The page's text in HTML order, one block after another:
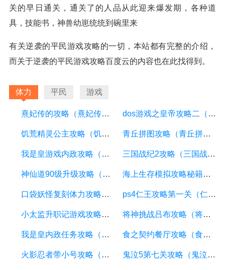
关的早日通关，通关了的人品从此迎来爆发期，各种道
具，技能书，神兽幼崽统统到碗里来
有关逆袭的平民游戏攻略的一切，本站都有完整的介绍，
而关于逆袭的平民游戏攻略百度云的内容也在此找得到。
体力 平民 游戏
熹妃传的攻略（熹妃传攻略华服大赛） dos游戏之皇帝攻略二（dos游戏转校生攻略）
饥荒精灵公主攻略（饥荒精灵公主合成表） 青丘拼图攻略（青丘拼图攻略图）
我是皇游戏内政攻略（我是皇游戏一亿战力怎么升） 三国战纪2攻略（三国战争攻略）
神仙道90级升级攻略（神仙道90级升级攻略大全） 海上生存模拟攻略秘籍（海上生存模拟中文版无限金币）
口袋妖怪复刻体力攻略（口袋妖怪复刻体力怎么攒） ps4仁王攻略第一关（仁王怎么过关）
小太监升职记游戏攻略（太监升职记番茄小说） 将神挑战吕布攻略（将神挑战吕布攻略大全）
我是皇内政任务攻略（我是皇游戏） 食之契约餐厅攻略（食之契约餐厅赚钱菜品）
火影忍者带小号攻略（火影忍者大号带小号秘诀） 鬼泣5第七关攻略（鬼泣5第七关隐藏任务）